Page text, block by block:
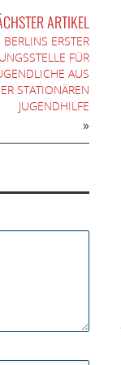
ARTIKEL
ERSTER
FÜR
AUS
STATIONÄREN
JUGENDHILFE
»